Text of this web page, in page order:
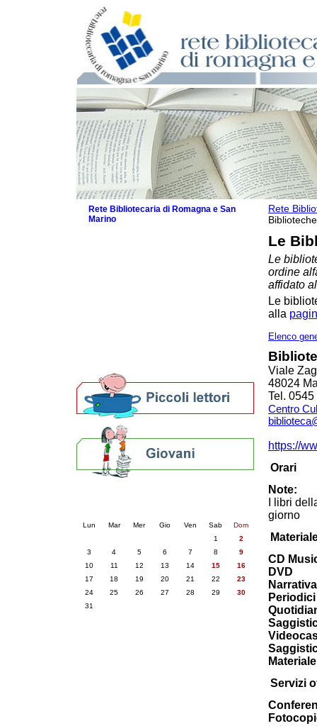
Rete
Biblioteche
Le
Le
ordine
affidato
Le
alla
Elenco
Viale
48024
Tel.
Centro
https://
Orari
Note:
I libri
giorno
CD
DVD
Narrativa
Servizi
Rete Bibliotecaria di Romagna e San
Marino
Lun Mar Mer Gio Ven Sab
Dom
1
2
3
4 5 6 7 8
9
10
11 12 13 14 15
16
17
18 19 20 21 22
23
24
25 26 27 28 29
30
31